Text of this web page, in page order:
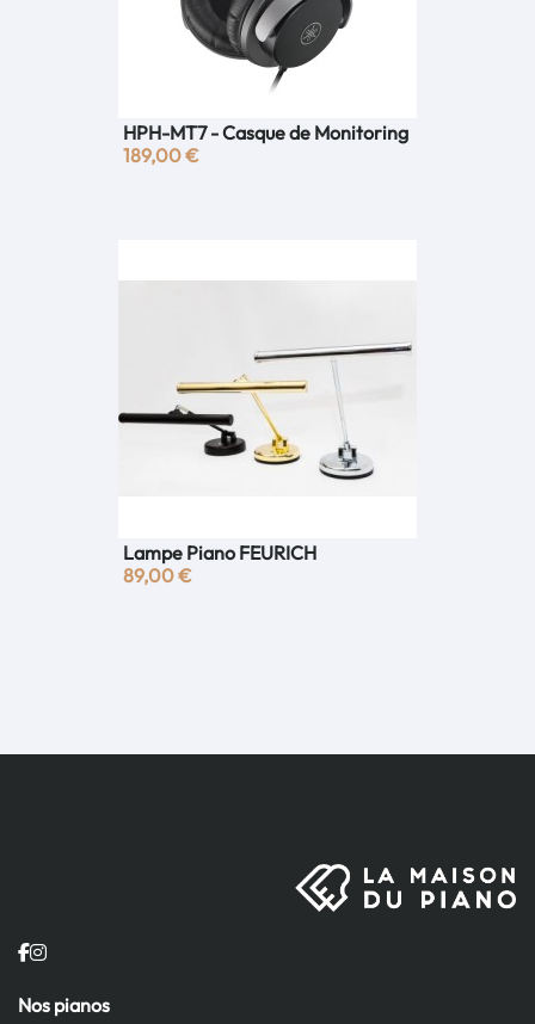
HPH-MT7 - Casque de Monitoring
189,00 €
Lampe Piano FEURICH
89,00 €
Nos pianos